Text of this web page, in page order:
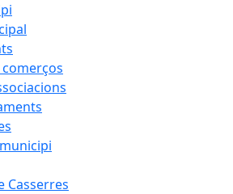
Casserres